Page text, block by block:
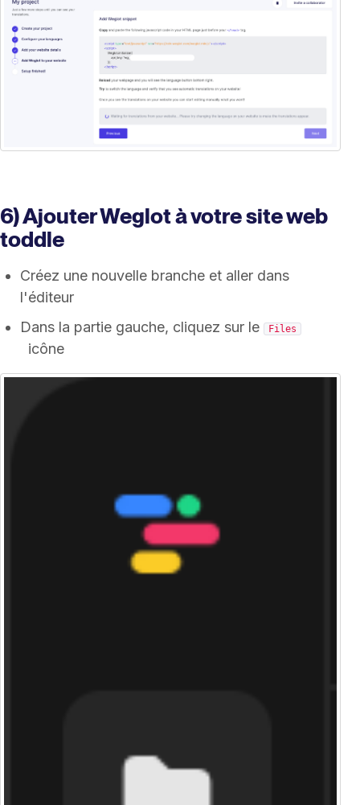
6) Ajouter Weglot à votre site web
toddle
Créez une nouvelle branche et aller dans
l'éditeur
Dans la partie gauche, cliquez sur le
Files
icône